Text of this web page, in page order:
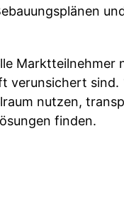
Marktteilnehmer
verunsichert
nutzen,
finden.